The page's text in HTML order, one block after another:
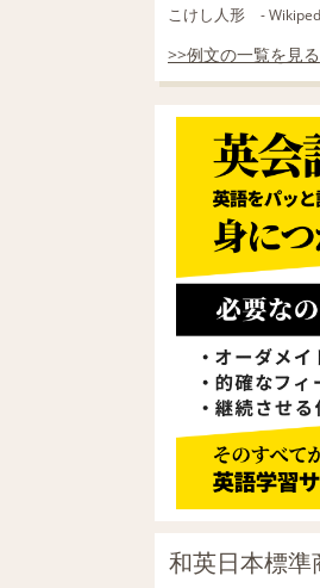
こけし人形 -
>>例文の一覧を見る
和英日本標